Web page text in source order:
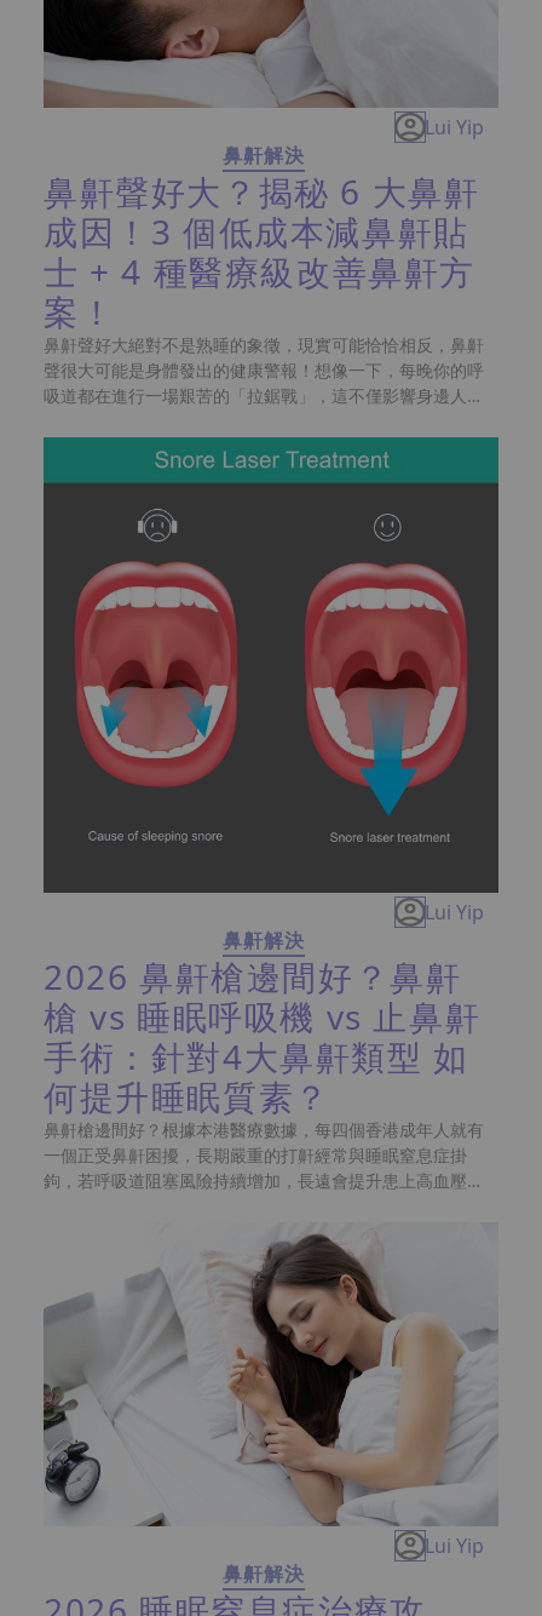
Lui Yip
鼻鼾解決
鼻鼾聲好大？揭秘 6 大鼻鼾
成因！3 個低成本減鼻鼾貼
士 + 4 種醫療級改善鼻鼾方
案！
鼻鼾聲好大絕對不是熟睡的象徵，現實可能恰恰相反，鼻鼾
聲很大可能是身體發出的健康警報！想像一下，每晚你的呼
吸道都在進行一場艱苦的「拉鋸戰」，這不僅影響身邊人的
枕邊人的雷鳴聲，卻不知道長期嚴重的鼻鼾問題，其實是反
映了上呼吸道受阻的問題。本文將帶你深入剖析鼻鼾原因，
何徹底解決打鼻鼾？請立即往下看。
Lui Yip
鼻鼾解決
2026 鼻鼾槍邊間好？鼻鼾
槍 vs 睡眠呼吸機 vs 止鼻鼾
手術：針對4大鼻鼾類型 如
何提升睡眠質素？
鼻鼾槍邊間好？根據本港醫療數據，每四個香港成年人就有
一個正受鼻鼾困擾，長期嚴重的打鼾經常與睡眠窒息症掛
鉤，若呼吸道阻塞風險持續增加，長遠會提升患上高血壓及
著電鑽，試過側睡、換枕頭甚至買了止鼻鼾貼都沒有用，那
麼近年在香港大熱的非入侵性鼻鼾治療方案：鼻鼾槍，或許
就是你一直在尋找的救命草！與其每晚因為震耳欲聾的打鼻
鼾聲而導致夫妻分房睡，不如先花幾分鐘了解這種無需開
刀、無需戴呼吸機的神奇科技！
Lui Yip
鼻鼾解決